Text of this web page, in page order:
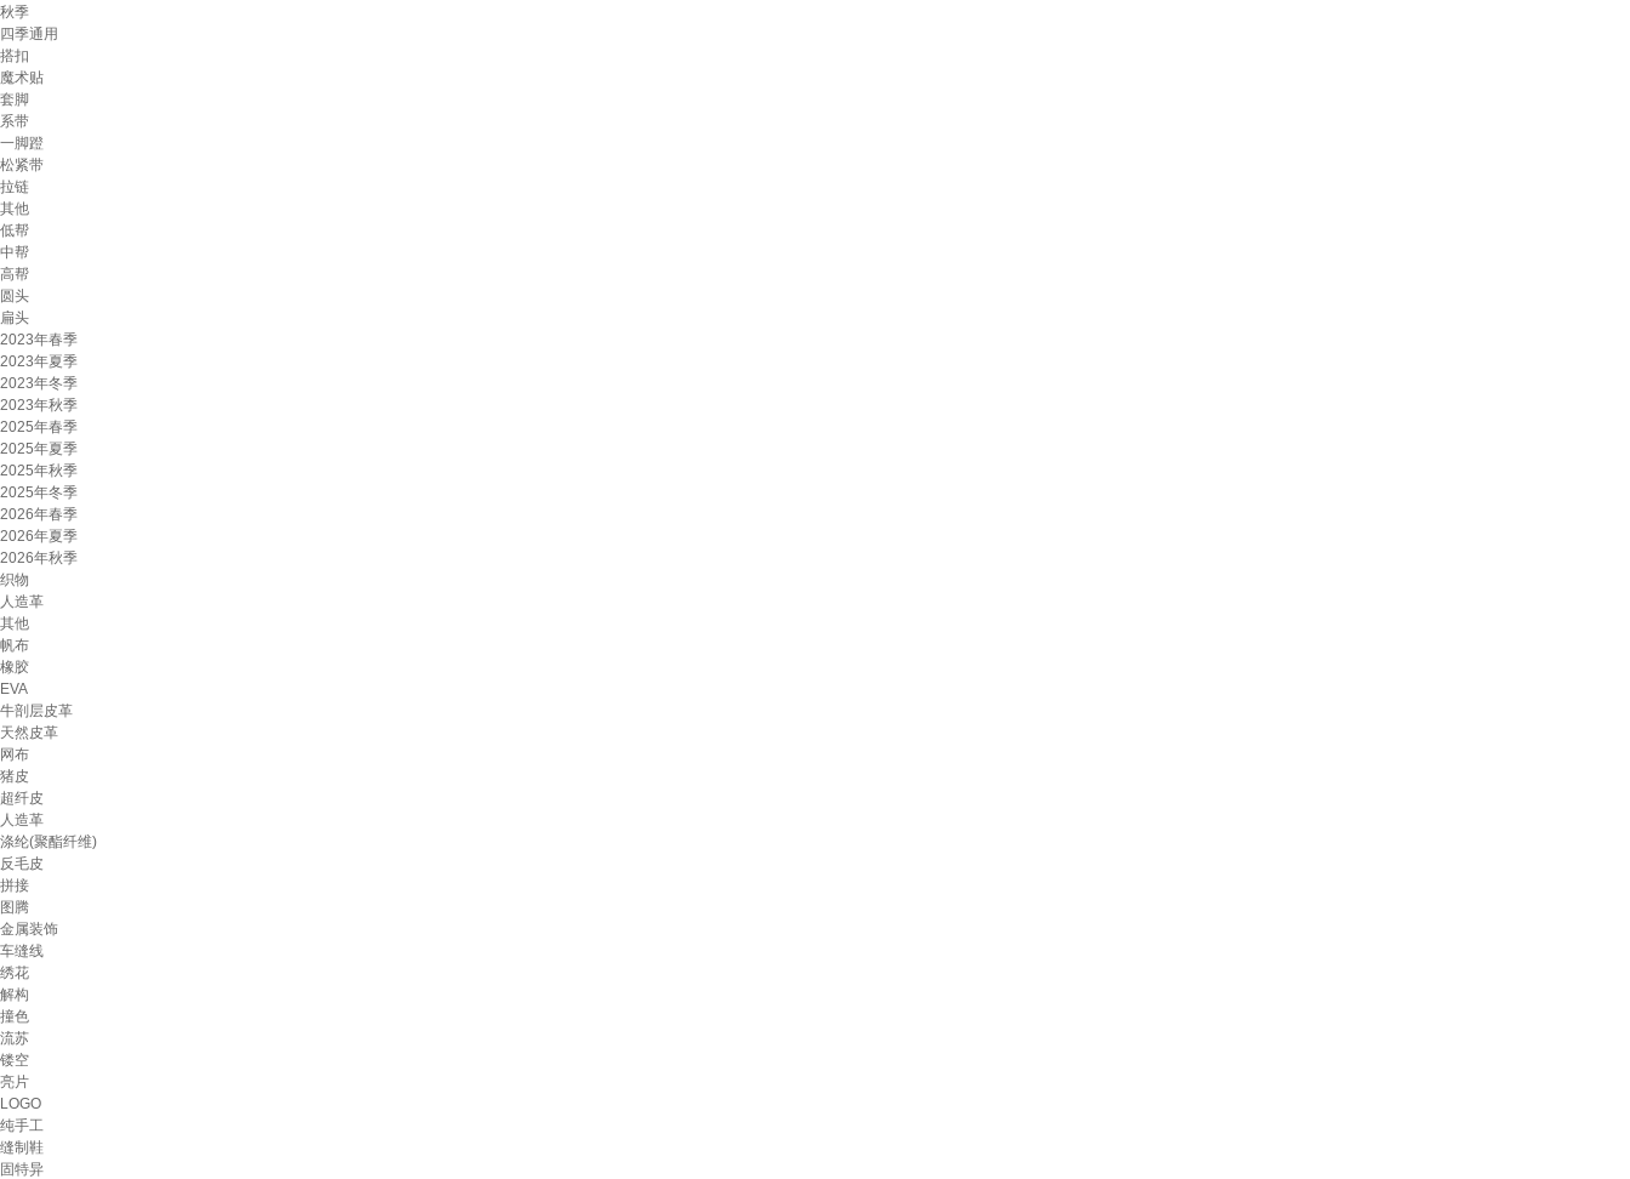
秋季
四季通用
搭扣
魔术贴
套脚
系带
一脚蹬
松紧带
拉链
其他
低帮
中帮
高帮
圆头
扁头
2023年春季
2023年夏季
2023年冬季
2023年秋季
2025年春季
2025年夏季
2025年秋季
2025年冬季
2026年春季
2026年夏季
2026年秋季
织物
人造革
其他
帆布
橡胶
EVA
牛剖层皮革
天然皮革
网布
猪皮
超纤皮
人造革
涤纶(聚酯纤维)
反毛皮
拼接
图腾
金属装饰
车缝线
绣花
解构
撞色
流苏
镂空
亮片
LOGO
纯手工
缝制鞋
固特异